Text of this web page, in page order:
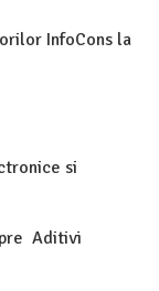
InfoCons la
si
Aditivi